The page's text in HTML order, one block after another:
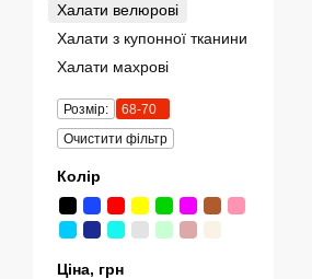
Халати велюрові
Халати з купонної тканини
Халати махрові
Розмір:
68-70
Очистити фільтр
Колір
Ціна, грн